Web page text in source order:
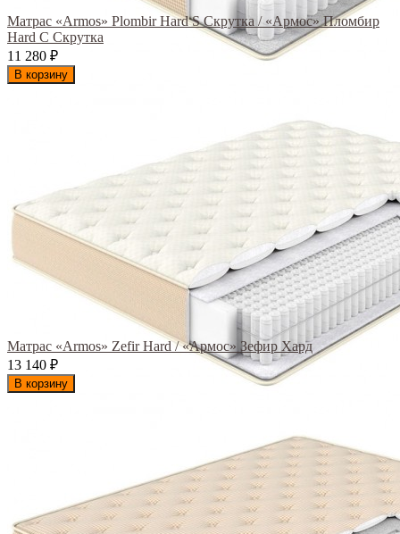
Матрас «Armos» Plombir Hard S Скрутка / «Армос» Пломбир
Hard С Скрутка
11 280 ₽
В корзину
Матрас «Armos» Zefir Hard / «Армос» Зефир Хард
13 140 ₽
В корзину